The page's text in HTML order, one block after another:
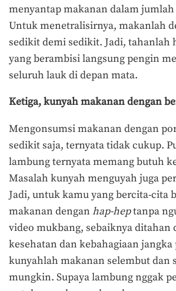
menyantap makanan dalam jumlah
Untuk menetralisirnya, makanlah
sedikit demi sedikit. Jadi, tahanlah
yang berambisi langsung pengin
seluruh lauk di depan mata.
Ketiga, kunyah makanan dengan
Mengonsumsi makanan dengan
sedikit saja, ternyata tidak cukup.
lambung ternyata memang butuh
Masalah kunyah menguyah juga
Jadi, untuk kamu yang bercita-cita
makanan dengan hap-heptanpa
video mukbang, sebaiknya ditahan
kesehatan dan kebahagiaan jangka
kunyahlah makanan selembut dan
mungkin. Supaya lambung nggak